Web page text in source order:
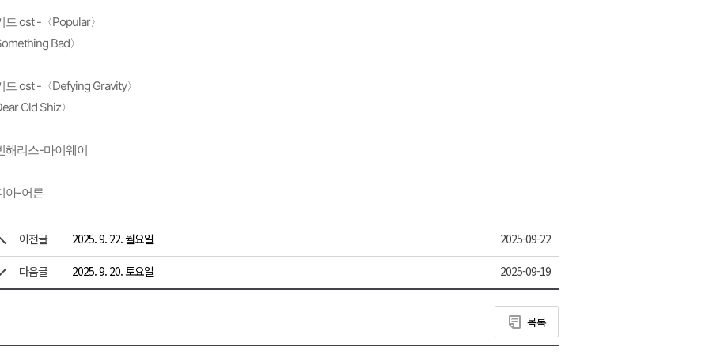
드 ost -〈Popular〉
Bad〉
드 ost -〈Defying Gravity〉
Old Shiz〉
해리스-마이웨이
아-어른
이전글 2025. 9. 22. 월요일 2025-09-22
다음글 2025. 9. 20. 토요일 2025-09-19
목록